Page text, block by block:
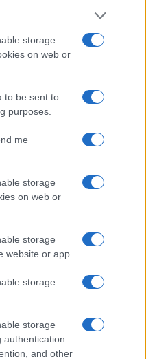
storage
on web or
to be sent to
purposes.
me
storage
on web or
storage
website or app.
storage
storage
authentication
and other
Ευθυμιάδου σε μια
μουσική βραδιά την